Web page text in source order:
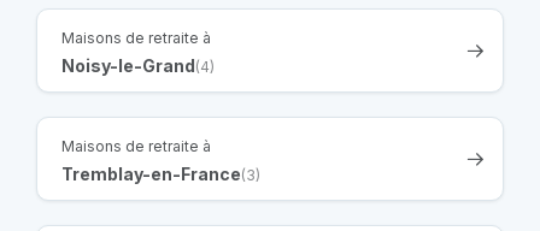
Maisons de retraite à
Noisy-le-Grand(4)
Maisons de retraite à
Tremblay-en-France(3)